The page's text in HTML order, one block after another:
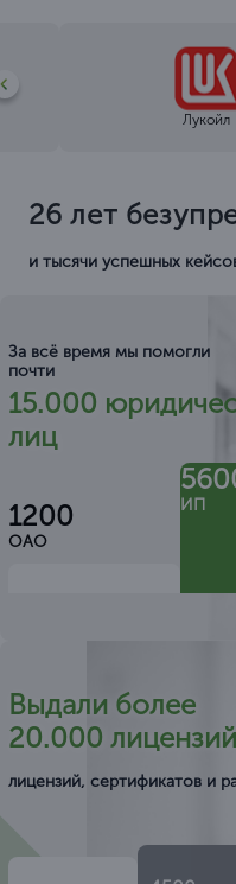
Лукойл
26 лет
и тысячи успешных
За всё время мы помогли
почти
15.000
лиц
1200
ОАО
ИП
Выдали более
20.000 лицензий
лицензий, сертификатов и